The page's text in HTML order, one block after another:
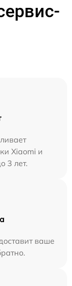
Xiaomi и
3 лет.
ваше